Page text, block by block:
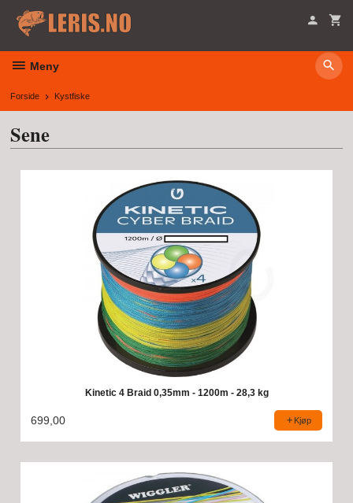
innholdet
Meny
Forside Kystfiske
Sene
Kinetic 4 Braid 0,35mm - 1200m - 28,3 kg
699,00 Kjøp